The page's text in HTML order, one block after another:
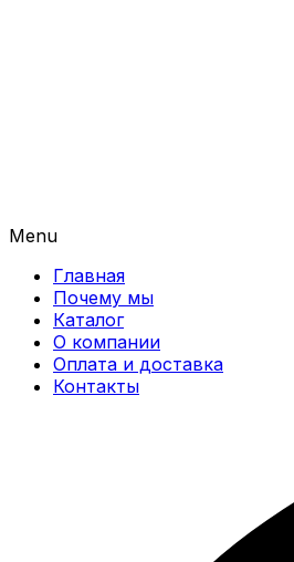
Menu
Главная
Почему мы
Каталог
О компании
Оплата и доставка
Контакты